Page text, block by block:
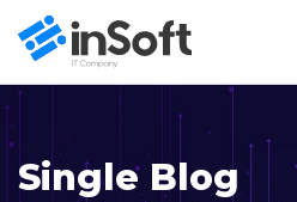
Single Blog